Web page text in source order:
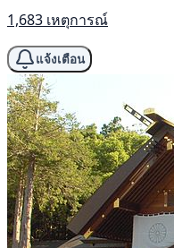
1,683 เหตุการณ์
แจ้งเตือน